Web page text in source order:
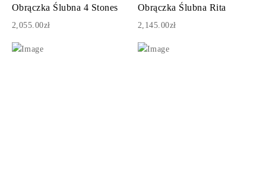
Obrączka Ślubna 4 Stones
2,055.00zł
Obrączka Ślubna Rita
2,145.00zł